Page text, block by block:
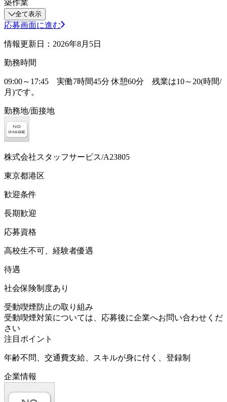
築作業
全て表示
応募画面に進む
情報更新日：2026年8月5日
勤務時間
09:00～17:45 実働7時間45分 休憩60分 残業は10～20(時間/
月)です。
勤務地/面接地
株式会社スタッフサービス/A23805
東京都港区
歓迎条件
長期歓迎
応募資格
高校生不可、経験者優遇
待遇
社会保険制度あり
受動喫煙防止の取り組み
受動喫煙対策については、応募後に企業へお問い合わせくだ
さい
注目ポイント
年齢不問、交通費支給、スキルが身に付く、登録制
企業情報